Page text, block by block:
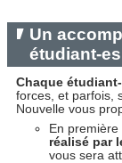
Un
étudiant-es
Chaque
forces, et parfois,
Nouvelle vous
En
réalisé par
vous sera